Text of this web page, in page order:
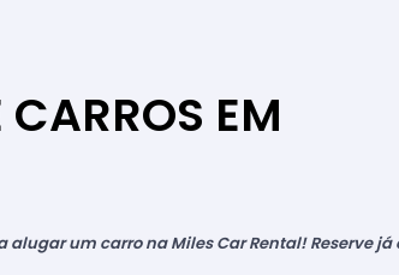
CARROS EM
alugar um carro na Miles Car Rental! Reserve já